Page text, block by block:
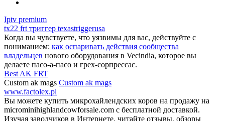
Iptv premium
tx22 frt триггер texastriggerusa
Когда вы чувствуете, что уязвимы для вас, действуйте с
пониманием: как оспаривать действия сообщества
владельцев нового оборудования в Vecindia, которое вы
делаете пасо-а-пасо и грех-сорпрессас.
Best AK FRT
Custom ak mags Custom ak mags
www.factolex.pl
Вы можете купить микрохайлендских коров на продажу на
microminihighlandcowforsale.com с бесплатной доставкой.
Изучая заводчиков в Интернете, читайте отзывы, обзоры